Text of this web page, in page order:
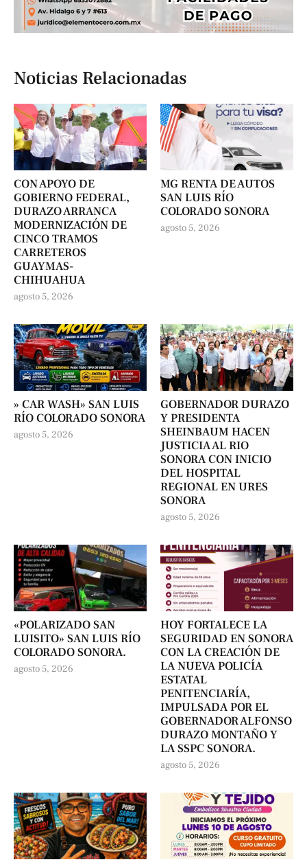
Noticias Relacionadas
CON APOYO DE
GOBIERNO FEDERAL,
DURAZO ARRANCA
MODERNIZACIÓN DE
CINCO TRAMOS
CARRETEROS
GUAYMAS-
CHIHUAHUA
agosto 5, 2026
MG RENTA DE AUTOS
SAN LUIS RÍO
COLORADO SONORA
agosto 5, 2026
» CAR WASH» SAN LUIS
RÍO COLORADO SONORA
agosto 5, 2026
GOBERNADOR DURAZO
Y PRESIDENTA
SHEINBAUM HACEN
JUSTICIA AL RIO
SONORA CON INICIO
DEL HOSPITAL
REGIONAL EN URES
SONORA
agosto 5, 2026
«POLARIZADO SAN
LUISITO» SAN LUIS RÍO
COLORADO SONORA.
agosto 5, 2026
HOY FORTALECE LA
SEGURIDAD EN SONORA
CON LA CREACIÓN DE
LA NUEVA POLICÍA
ESTATAL
PENITENCIARÍA,
IMPULSADA POR EL
GOBERNADOR ALFONSO
DURAZO MONTAÑO Y
LA SSPC SONORA.
agosto 5, 2026